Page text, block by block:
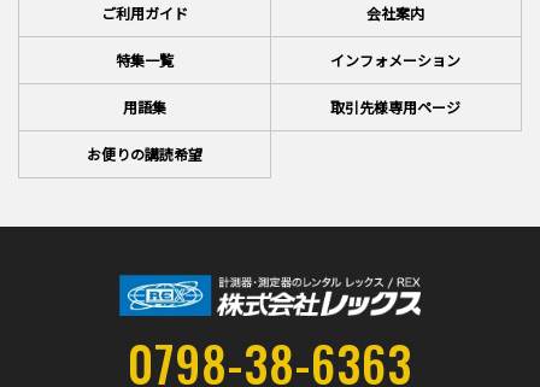
ご利用ガイド 会社案内
特集一覧 インフォメーション
用語集 取引先様専用ページ
お便りの講読希望
0798-38-6363